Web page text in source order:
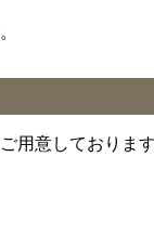
用意しております